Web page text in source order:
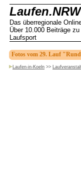
Das überregionale
Über 10.000 Beiträge
Laufsport
Fotos vom 29. Lauf
Laufen-in-Koeln >>